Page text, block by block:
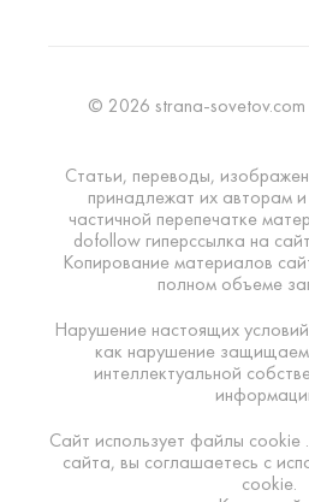
© 2026 strana-sovetov.com
Статьи, переводы,
принадлежат их авторам
частичной перепечатке
dofollow гиперссылка на
Копирование материалов
полном объеме
Нарушение настоящих
как нарушение
интеллектуальной
Сайт использует файлы
сайта, вы соглашаетесь с
cookie.